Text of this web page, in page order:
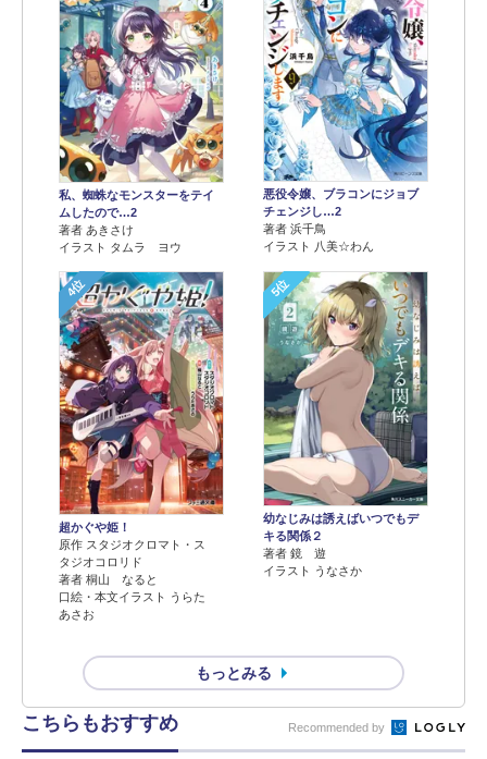
私、蜘蛛なモンスターをテイ
ムしたので…2
著者 あきさけ
イラスト タムラ ヨウ
悪役令嬢、ブラコンにジョブ
チェンジし…2
著者 浜千鳥
イラスト 八美☆わん
4位
超かぐや姫！
原作 スタジオクロマト・ス
タジオコロリド
著者 桐山 なると
口絵・本文イラスト うらた
あさお
5位
幼なじみは誘えばいつでもデ
キる関係２
著者 鏡 遊
イラスト うなさか
もっとみる
こちらもおすすめ Recommended by